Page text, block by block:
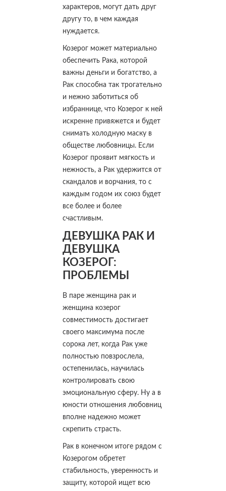
характеров, могут дать друг
другу то, в чем каждая
нуждается.
Козерог может материально
обеспечить Рака, которой
важны деньги и богатство, а
Рак способна так трогательно
и нежно заботиться об
избраннице, что Козерог к ней
искренне привяжется и будет
снимать холодную маску в
обществе любовницы. Если
Козерог проявит мягкость и
нежность, а Рак удержится от
скандалов и ворчания, то с
каждым годом их союз будет
все более и более
счастливым.
ДЕВУШКА РАК И
ДЕВУШКА
КОЗЕРОГ:
ПРОБЛЕМЫ
В паре женщина рак и
женщина козерог
совместимость достигает
своего максимума после
сорока лет, когда Рак уже
полностью повзрослела,
остепенилась, научилась
контролировать свою
эмоциональную сферу. Ну а в
юности отношения любовниц
вполне надежно может
скрепить страсть.
Рак в конечном итоге рядом с
Козерогом обретет
стабильность, уверенность и
защиту, которой ищет всю